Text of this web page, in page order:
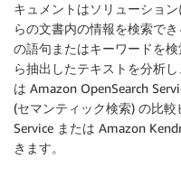
キュメントはソリューショ
らの文書内の情報を検索で
の語句またはキーワードを
ら抽出したテキストを分析
は Amazon OpenSearch
(セマンティック検索) の比
Service または Amazon
きます。